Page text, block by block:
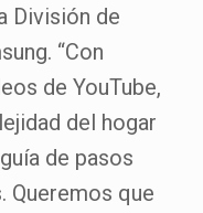
División de
“Con
de YouTube,
del hogar
de pasos
Queremos que